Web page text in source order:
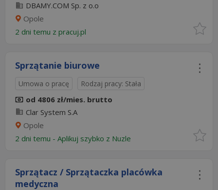
DBAMY.COM Sp. z o.o
Opole
2 dni temu z pracuj.pl
Sprzątanie biurowe
Umowa o pracę Rodzaj pracy: Stała
od 4806 zł/mies. brutto
Clar System S.A
Opole
2 dni temu - Aplikuj szybko z Nuzle
Sprzątacz / Sprzątaczka placówka
medyczna